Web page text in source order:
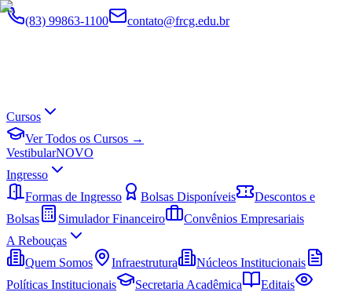
(83) 99863-1100 contato@frcg.edu.br
Cursos
Ver Todos os Cursos →
VestibularNOVO
Ingresso
Formas de Ingresso
Bolsas Disponíveis
Descontos e
Bolsas
Simulador Financeiro
Convênios Empresariais
A Rebouças
Quem Somos
Infraestrutura
Núcleos Institucionais
Políticas Institucionais
Secretaria Acadêmica
Editais